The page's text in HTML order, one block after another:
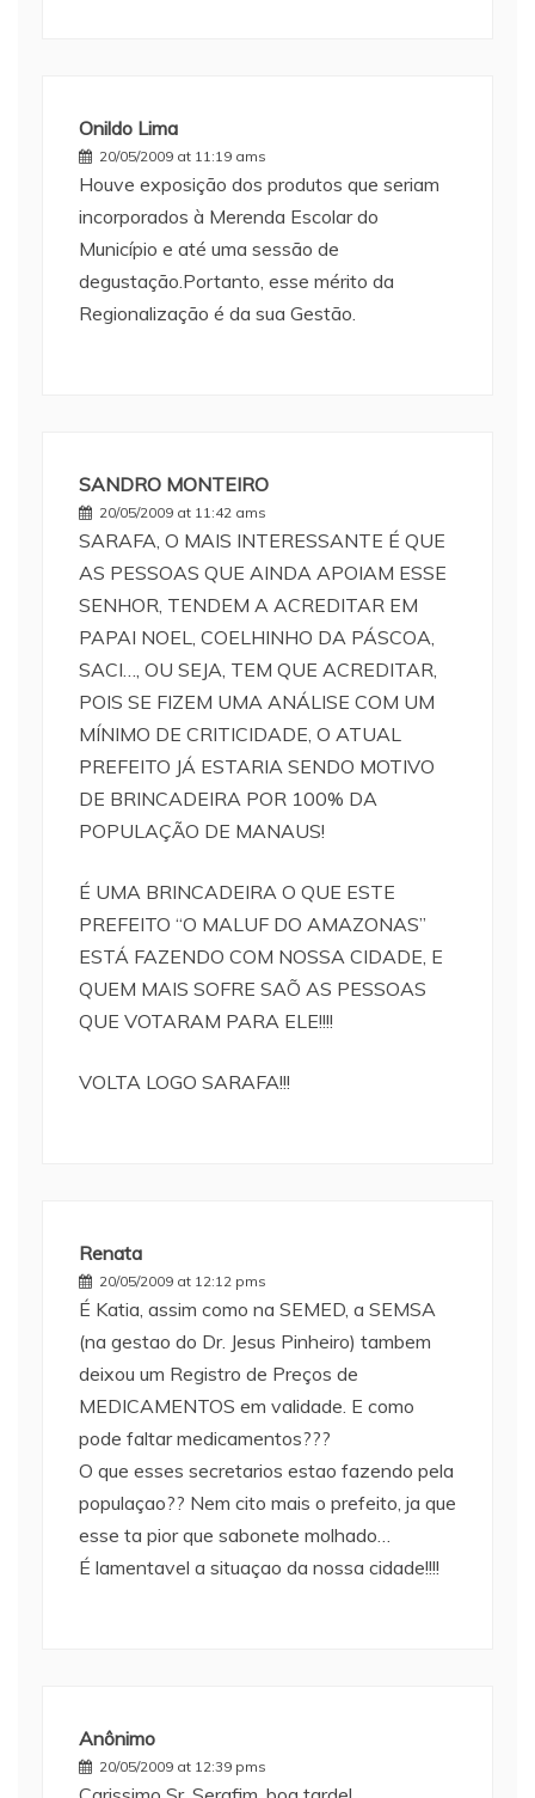
Onildo Lima
20/05/2009 at 11:19 ams
Houve exposição dos produtos que seriam
incorporados à Merenda Escolar do
Município e até uma sessão de
degustação.Portanto, esse mérito da
Regionalização é da sua Gestão.
SANDRO MONTEIRO
20/05/2009 at 11:42 ams
SARAFA, O MAIS INTERESSANTE É QUE
AS PESSOAS QUE AINDA APOIAM ESSE
SENHOR, TENDEM A ACREDITAR EM
PAPAI NOEL, COELHINHO DA PÁSCOA,
SACI…, OU SEJA, TEM QUE ACREDITAR,
POIS SE FIZEM UMA ANÁLISE COM UM
MÍNIMO DE CRITICIDADE, O ATUAL
PREFEITO JÁ ESTARIA SENDO MOTIVO
DE BRINCADEIRA POR 100% DA
POPULAÇÃO DE MANAUS!
É UMA BRINCADEIRA O QUE ESTE
PREFEITO “O MALUF DO AMAZONAS”
ESTÁ FAZENDO COM NOSSA CIDADE, E
QUEM MAIS SOFRE SAÕ AS PESSOAS
QUE VOTARAM PARA ELE!!!!
VOLTA LOGO SARAFA!!!
Renata
20/05/2009 at 12:12 pms
É Katia, assim como na SEMED, a SEMSA
(na gestao do Dr. Jesus Pinheiro) tambem
deixou um Registro de Preços de
MEDICAMENTOS em validade. E como
pode faltar medicamentos???
O que esses secretarios estao fazendo pela
populaçao?? Nem cito mais o prefeito, ja que
esse ta pior que sabonete molhado…
É lamentavel a situaçao da nossa cidade!!!!
Anônimo
20/05/2009 at 12:39 pms